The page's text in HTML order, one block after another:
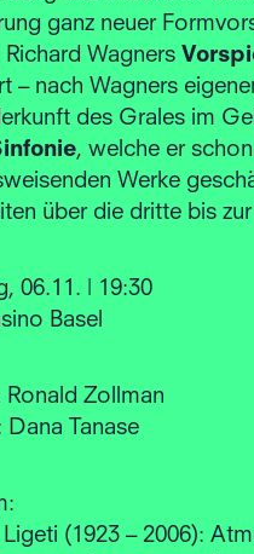
ganz neuer
Wagners
– nach Wagners
des Grales im
, welche er
Werke
über die dritte bis
06.11. | 19:30
Basel
Ronald Zollman
Dana Tanase
(1923 – 2006):